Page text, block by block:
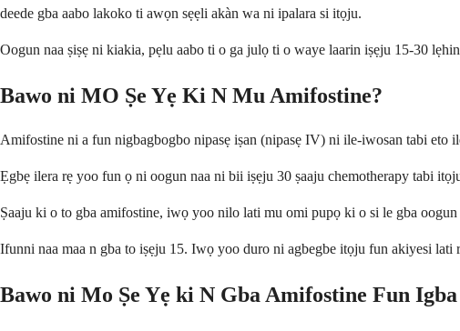
deede gba aabo lakoko ti awọn sẹẹli akàn wa ni ipalara si itọju.
Oogun naa ṣiṣẹ ni kiakia, pẹlu aabo ti o ga julọ ti o waye laarin iṣẹju 15-30
Bawo ni MO Ṣe Yẹ Ki N Mu Amifostine?
Amifostine ni a fun nigbagbogbo nipasẹ iṣan (nipasẹ IV) ni ile-iwosan tabi
Ẹgbẹ ilera rẹ yoo fun ọ ni oogun naa ni bii iṣẹju 30 ṣaaju chemotherapy tabi
Ṣaaju ki o to gba amifostine, iwọ yoo nilo lati mu omi pupọ ki o si le gba
Ifunni naa maa n gba to iṣẹju 15. Iwọ yoo duro ni agbegbe itọju fun akiyesi
Bawo ni Mo Ṣe Yẹ ki N Gba Amifostine Fun